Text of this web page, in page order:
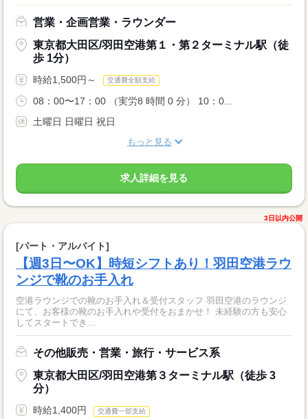
営業・企画営業・ラウンダー
東京都大田区/羽田空港第１・第２ターミナル駅（徒
歩 1分）
時給1,500円～ 交通費全額支給
08：00〜17：00 （実労8 時間 0 分） 10：0...
土曜日 日曜日 祝日
もっと見る
求人詳細を見る
3日以内公開
[パート・アルバイト]
【週3日〜OK】時短シフトあり！羽田空港ラウ
ンジで靴のお手入れ
空港ラウンジでの靴のお手入れ＆受付スタッフ 羽田空港のラウンジ
にて、お客様の靴のお手入れや受付をおまかせ！ 未経験の方も安心
してスタートでき...
その他販売・営業・旅行・サービス系
東京都大田区/羽田空港第３ターミナル駅（徒歩 3
分）
時給1,400円 交通費一部支給